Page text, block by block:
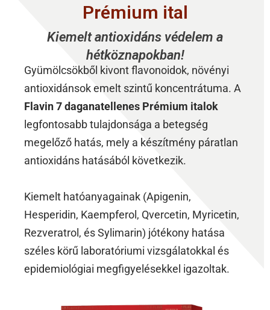
Prémium ital
Kiemelt antioxidáns védelem a
hétköznapokban!
Gyümölcsökből kivont flavonoidok, növényi
antioxidánsok emelt szintű koncentrátuma. A
Flavin 7 daganatellenes Prémium italok
legfontosabb tulajdonsága a betegség
megelőző hatás, mely a készítmény páratlan
antioxidáns hatásából következik.
Kiemelt hatóanyagainak (Apigenin,
Hesperidin, Kaempferol, Qvercetin, Myricetin,
Rezveratrol, és Sylimarin) jótékony hatása
széles körű laboratóriumi vizsgálatokkal és
epidemiológiai megfigyelésekkel igazoltak.